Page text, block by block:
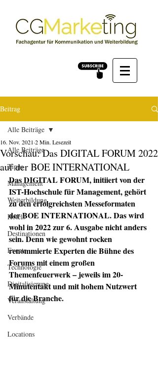
Beitrag
Alle Beiträge
Tipps
Management
Weiterbildung
Hotels
Destinationen
Events
Technologie
Digitalisierung
Veranstaltung
Verbände
Locations
Alle Beiträge
Vorschau: Das DIGITAL FORUM 2022
auf der BOE INTERNATIONAL
16. Nov. 2021 2 Min. Lesezeit
Das DIGITAL FORUM, initiiert von der
IST-Hochschule für Management, gehört
zu den erfolgreichsten Messeformaten
der BOE INTERNATIONAL. Das wird
wohl in 2022 zur 6. Ausgabe nicht anders
sein. Denn wie gewohnt rocken
renommierte Experten die Bühne des
Forums mit einem großen
Themenfeuerwerk – jeweils im 20-
Minutentakt und mit hohem Nutzwert
für die Branche.